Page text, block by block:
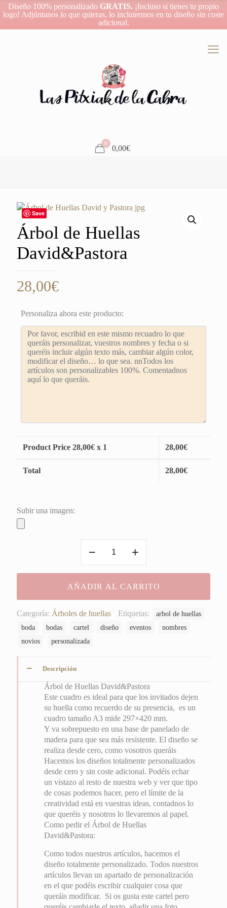
Diseño 100% personalizado GRATIS. ¡Incluso si tienes tu propio
logo! Adjúntanos lo que quieras, lo incluiremos en tu diseño sin coste
adicional.
0
0,00€
Save
Árbol de Huellas
David&Pastora
28,00€
Personaliza ahora este producto:
Product Price 28,00€ x 1 28,00€
Total 28,00€
Subir una imagen:
David&Pastora
cantidad
AÑADIR AL CARRITO
Categoría: Árboles de huellas Etiquetas:
arbol de huellas
boda
bodas cartel diseño eventos
nombres
novios
personalizada
Descripción
Árbol de Huellas David&Pastora
Este cuadro es ideal para que los invitados dejen
su huella como recuerdo de su presencia, es un
cuadro tamaño A3 mide 297×420 mm.
Y va sobrepuesto en una base de panelado de
madera para que sea más resistente. El diseño se
realiza desde cero, como vosotros queráis
Hacemos los diseños totalmente personalizados
desde cero y sin coste adicional. Podéis echar
un vistazo al resto de nuestra web y ver que tipo
de cosas podemos hacer, pero el límite de la
creatividad está en vuestras ideas, contadnos lo
que queréis y nosotros lo llevaremos al papel.
Como pedir el Árbol de Huellas
David&Pastora:
Como todos nuestros artículos, hacemos el
diseño totalmente personalizado. Todos nuestros
artículos llevan un apartado de personalización
en el que podéis escribir cualquier cosa que
queráis modificar. Si os gusta este cartel pero